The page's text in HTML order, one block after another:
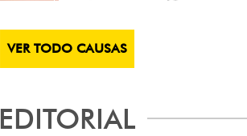
VER TODO CAUSAS
EDITORIAL